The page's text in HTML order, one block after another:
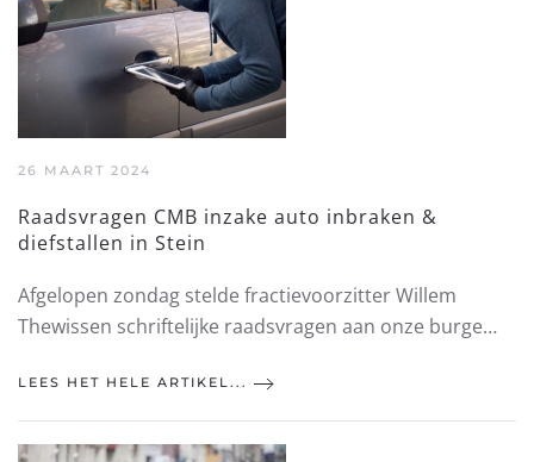
26 MAART 2024
Raadsvragen CMB inzake auto inbraken &
diefstallen in Stein
Afgelopen zondag stelde fractievoorzitter Willem
Thewissen schriftelijke raadsvragen aan onze burge…
LEES HET HELE ARTIKEL...